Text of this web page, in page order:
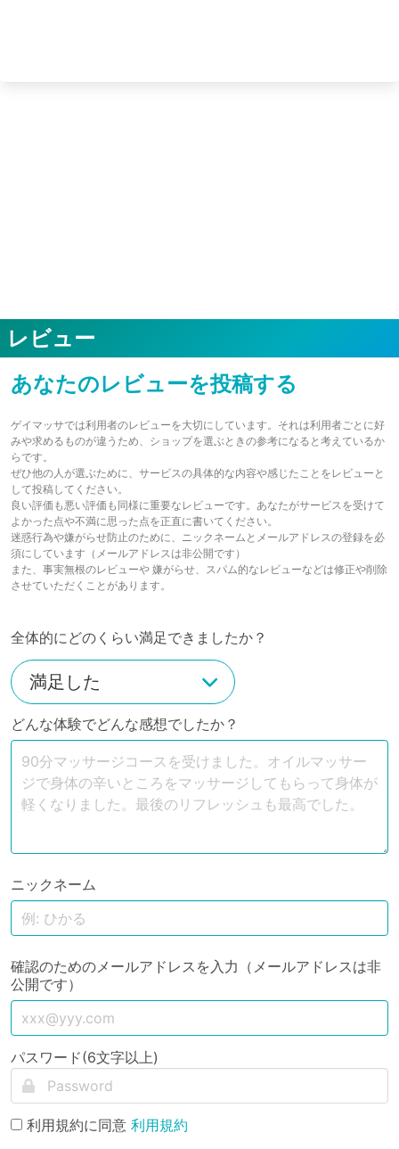
レビュー
あなたのレビューを投稿する
ゲイマッサでは利用者のレビューを大切にしています。それは利用者ごとに好
みや求めるものが違うため、ショップを選ぶときの参考になると考えているか
らです。
ぜひ他の人が選ぶために、サービスの具体的な内容や感じたことをレビューと
して投稿してください。
良い評価も悪い評価も同様に重要なレビューです。あなたがサービスを受けて
よかった点や不満に思った点を正直に書いてください。
迷惑行為や嫌がらせ防止のために、ニックネームとメールアドレスの登録を必
須にしています（メールアドレスは非公開です）
また、事実無根のレビューや 嫌がらせ、スパム的なレビューなどは修正や削除
させていただくことがあります。
全体的にどのくらい満足できましたか？
どんな体験でどんな感想でしたか？
ニックネーム
確認のためのメールアドレスを入力（メールアドレスは非
公開です）
パスワード(6文字以上)
利用規約に同意 利用規約